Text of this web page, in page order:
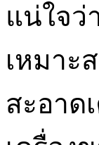
แน่ใจว่
เหมาะ
สะอาด